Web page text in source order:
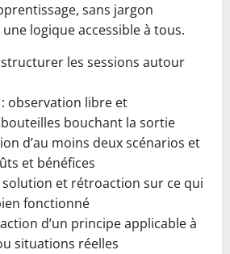
sans jargon
logique accessible à tous.
structurer les sessions autour
observation libre et
bouchant la sortie
d’au moins deux scénarios et
et bénéfices
solution et rétroaction sur ce qui
fonctionné
d’un principe applicable à
situations réelles